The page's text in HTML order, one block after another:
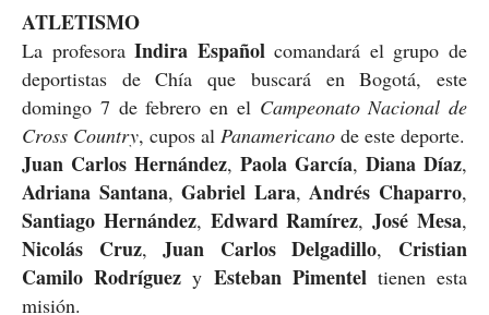
ATLETISMO
La profesoraIndira Español comandará el grupo de
deportistas de Chía que buscará en Bogotá, este
domingo 7 de febrero en el Campeonato Nacional de
Cross Country, cupos al Panamericano de este deporte.
Juan Carlos Hernández, Paola García, Diana Díaz,
Adriana Santana,Gabriel Lara, Andrés Chaparro,
Santiago Hernández, Edward Ramírez,José Mesa,
Nicolás Cruz,Juan Carlos Delgadillo, Cristian
Camilo Rodríguez y Esteban Pimentel tienen esta
misión.